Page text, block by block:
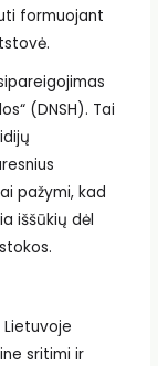
formuojant
(DNSH). Tai
pažymi, kad
iššūkių dėl
Lietuvoje
sritimi ir